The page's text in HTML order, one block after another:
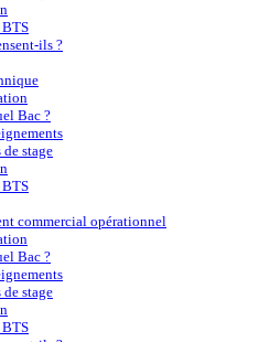
ils ?
Bac ?
de stage
commercial opérationnel
Bac ?
de stage